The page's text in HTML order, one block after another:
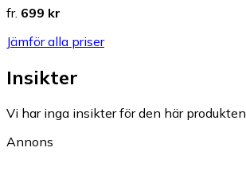
fr. 699 kr
Jämför alla priser
Insikter
Vi har inga insikter för den här produkten
Annons